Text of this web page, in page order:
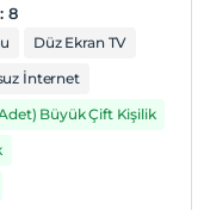
: 8
Düz Ekran TV
İnternet
Adet) Büyük Çift Kişilik